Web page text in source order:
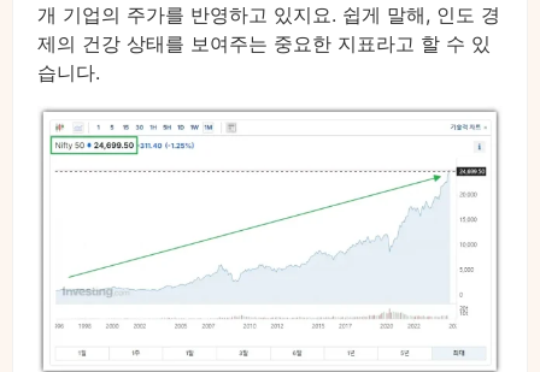
개 기업의 주가를 반영하고 있지요. 쉽게 말해, 인도 경
제의 건강 상태를 보여주는 중요한 지표라고 할 수 있
습니다.